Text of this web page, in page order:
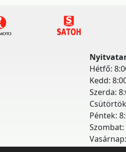
Hétfő:
Kedd:
Szerda:
Péntek:
Szombat: